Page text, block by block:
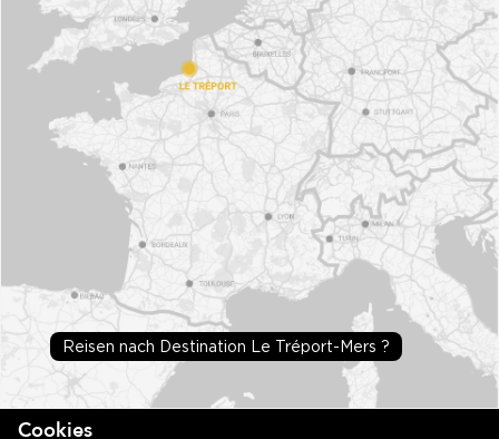
Reisen nach Destination Le Tréport-Mers ?
Cookies